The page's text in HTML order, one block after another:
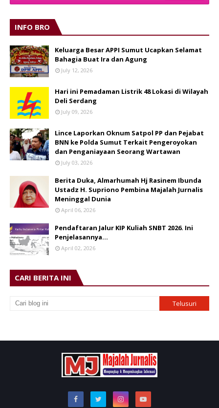
INFO BRO
Keluarga Besar APPI Sumut Ucapkan Selamat
Bahagia Buat Ira dan Agung
July 12, 2026
Hari ini Pemadaman Listrik 48 Lokasi di Wilayah
Deli Serdang
July 09, 2026
Lince Laporkan Oknum Satpol PP dan Pejabat
BNN ke Polda Sumut Terkait Pengeroyokan
dan Penganiayaan Seorang Wartawan
July 03, 2026
Berita Duka, Almarhumah Hj Rasinem Ibunda
Ustadz H. Supriono Pembina Majalah Jurnalis
Meninggal Dunia
April 06, 2026
Pendaftaran Jalur KIP Kuliah SNBT 2026. Ini
Penjelasannya…
April 02, 2026
CARI BERITA INI